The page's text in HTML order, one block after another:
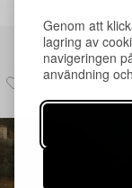
Genom att
lagring av
navigeringen
användning